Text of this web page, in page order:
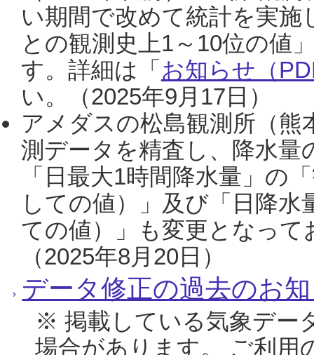
い期間で改めて統計を実
との観測史上1～10位の値
す。詳細は「 お知らせ（
い。（2025年9月17日）
アメダスの松島観測所（熊
測データを精査し、降水
「日最大1時間降水量」の
しての値）」及び「日降
ての値）」も変更となっ
（2025年8月20日）
データ修正の過去のお
※ 掲載している気象デー
場合があります。 ご利用